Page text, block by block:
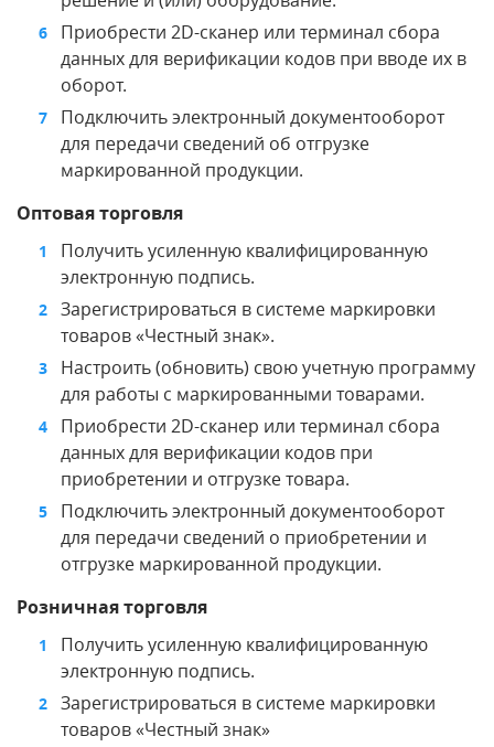
Приобрести 2D-сканер или терминал сбора
данных для верификации кодов при вводе их в
оборот.
Подключить электронный документооборот
для передачи сведений об отгрузке
маркированной продукции.
Оптовая торговля
Получить усиленную квалифицированную
электронную подпись.
Зарегистрироваться в системе маркировки
товаров «Честный знак».
Настроить (обновить) свою учетную программу
для работы с маркированными товарами.
Приобрести 2D-сканер или терминал сбора
данных для верификации кодов при
приобретении и отгрузке товара.
Подключить электронный документооборот
для передачи сведений о приобретении и
отгрузке маркированной продукции.
Розничная торговля
Получить усиленную квалифицированную
электронную подпись.
Зарегистрироваться в системе маркировки
товаров «Честный знак»